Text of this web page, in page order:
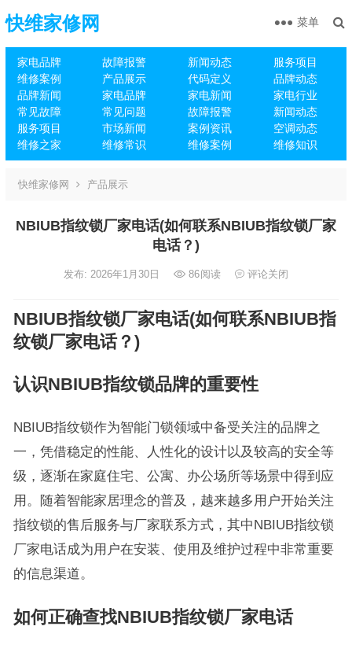
快维家修网
家电品牌 故障报警 新闻动态
服务项目
维修案例
产品展示 代码定义
品牌动态
品牌新闻
家电品牌 家电新闻
家电行业
常见故障
常见问题 故障报警
新闻动态
服务项目
市场新闻 案例资讯
空调动态
维修之家
维修常识 维修案例 维修知识
菜单
快维家修网 产品展示
NBIUB指纹锁厂家电话(如何联系NBIUB指纹锁厂家
电话？)
发布: 2026年1月30日 86阅读 评论关闭
NBIUB指纹锁厂家电话(如何联系NBIUB指
纹锁厂家电话？)
认识NBIUB指纹锁品牌的重要性
NBIUB指纹锁作为智能门锁领域中备受关注的品牌之
一，凭借稳定的性能、人性化的设计以及较高的安全等
级，逐渐在家庭住宅、公寓、办公场所等场景中得到应
用。随着智能家居理念的普及，越来越多用户开始关注
指纹锁的售后服务与厂家联系方式，其中NBIUB指纹锁
厂家电话成为用户在安装、使用及维护过程中非常重要
的信息渠道。
如何正确查找NBIUB指纹锁厂家电话